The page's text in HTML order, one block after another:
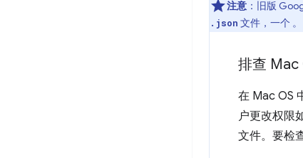
注意 ：旧版
.json 文件，一个 。
排查 Mac
在 Mac OS
户更改权限
文件。要检